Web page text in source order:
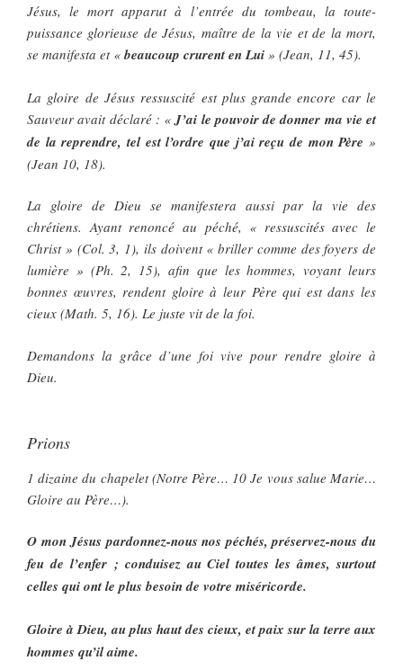
Jésus, le mort apparut à l’entrée du tombeau, la toute-
puissance glorieuse de Jésus, maître de la vie et de la mort,
se manifesta et « beaucoup crurent en Lui » (Jean, 11, 45).
La gloire de Jésus ressuscité est plus grande encore car le
Sauveur avait déclaré : « J’ai le pouvoir de donner ma vie et
de la reprendre, tel est l’ordre que j’ai reçu de mon Père »
(Jean 10, 18).
La gloire de Dieu se manifestera aussi par la vie des
chrétiens. Ayant renoncé au péché, « ressuscités avec le
Christ » (Col. 3, 1), ils doivent « briller comme des foyers de
lumière » (Ph. 2, 15), afin que les hommes, voyant leurs
bonnes œuvres, rendent gloire à leur Père qui est dans les
cieux (Math. 5, 16). Le juste vit de la foi.
Demandons la grâce d’une foi vive pour rendre gloire à
Dieu.
Prions
1 dizaine du chapelet (Notre Père… 10 Je vous salue Marie…
Gloire au Père…).
O mon Jésus pardonnez-nous nos péchés, préservez-nous du
feu de l’enfer ; conduisez au Ciel toutes les âmes, surtout
celles qui ont le plus besoin de votre miséricorde.
Gloire à Dieu, au plus haut des cieux, et paix sur la terre aux
hommes qu’il aime.